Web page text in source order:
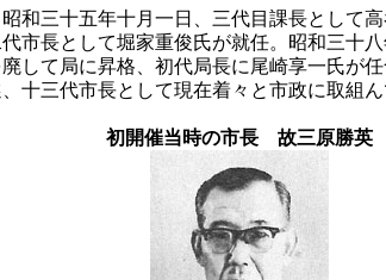
和三十五年十月一日、三代目課長として
市長として堀家重俊氏が就任。昭和三十
して局に昇格、初代局長に尾崎享一氏が任
三代市長として現在着々と市政に取組ん
初開催当時の市長 故三原勝英